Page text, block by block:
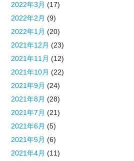
2022年3月 (17)
2022年2月 (9)
2022年1月 (20)
2021年12月 (23)
2021年11月 (12)
2021年10月 (22)
2021年9月 (24)
2021年8月 (28)
2021年7月 (21)
2021年6月 (5)
2021年5月 (6)
2021年4月 (11)